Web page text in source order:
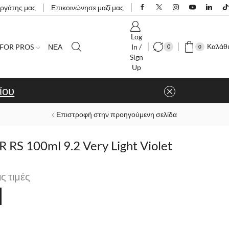
μας Επικοινώνησε μαζί μας
FOR PROS ΝΕΑ
Log
In /
Sign
Up
0 0 Καλάθι
Επιστροφή στην προηγούμενη σελίδα
RS 100ml 9.2 Very Light Violet
τιμές